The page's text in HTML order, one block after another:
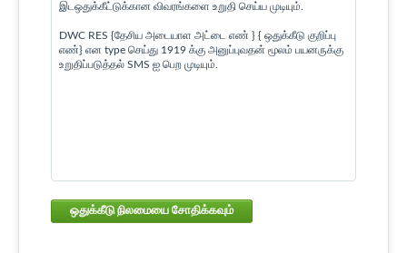
இடஒதுக்கீட்டுக்கான விவரங்களை உறுதி செய்ய முடியும்.
DWC RES {தேசிய அடையாள அட்டை எண் } { ஒதுக்கீடு குறிப்பு
எண்} என type செய்து 1919 க்கு அனுப்புவதன் மூலம் பயனருக்கு
உறுதிப்படுத்தல் SMS ஐ பெற முடியும்.
ஒதுக்கீடு நிலமையை சோதிக்கவும்